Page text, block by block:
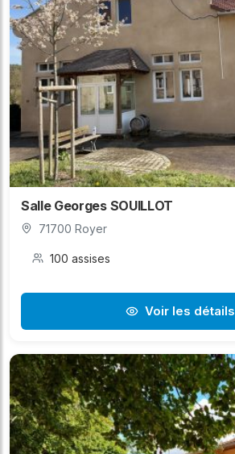
Salle Georges SOUILLOT
71700 Royer
100 assises
Voir les détails